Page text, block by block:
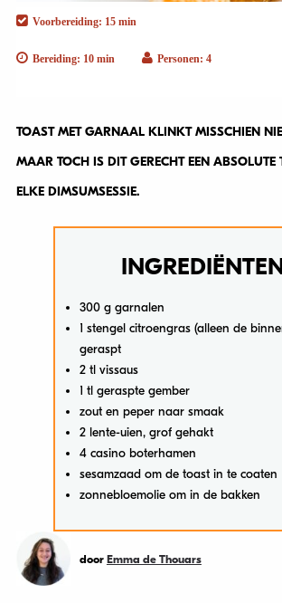
Voorbereiding: 15 min
Bereiding: 10 min Personen: 4
TOAST MET GARNAAL KLINKT MISSCHIEN
MAAR TOCH IS DIT GERECHT EEN ABSOLUTE
ELKE DIMSUMSESSIE.
300 g garnalen
1 stengel citroengras (alleen de
geraspt
2 tl vissaus
1 tl geraspte gember
zout en peper naar smaak
2 lente-uien, grof gehakt
4 casino boterhamen
sesamzaad om de toast in te coaten
zonnebloemolie om in de bakken
door Emma de Thouars